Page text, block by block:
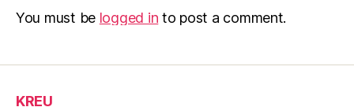
You must be logged in to post a comment.
KREU